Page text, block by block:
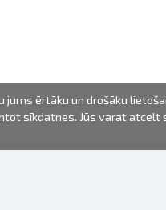
ērtāku un drošāku
sīkdatnes. Jūs varat